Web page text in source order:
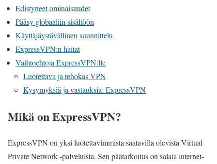
Edistyneet ominaisuudet
Pääsy globaaliin sisältöön
Käyttäjäystävällinen suunnittelu
ExpressVPN:n haitat
Vaihtoehtoja ExpressVPN:lle
Luotettava ja tehokas VPN
Kysymyksiä ja vastauksia: ExpressVPN
Mikä on ExpressVPN?
ExpressVPN on yksi luotettavimmista saatavilla olevista Virtual
Private Network -palveluista. Sen päätarkoitus on salata internet-